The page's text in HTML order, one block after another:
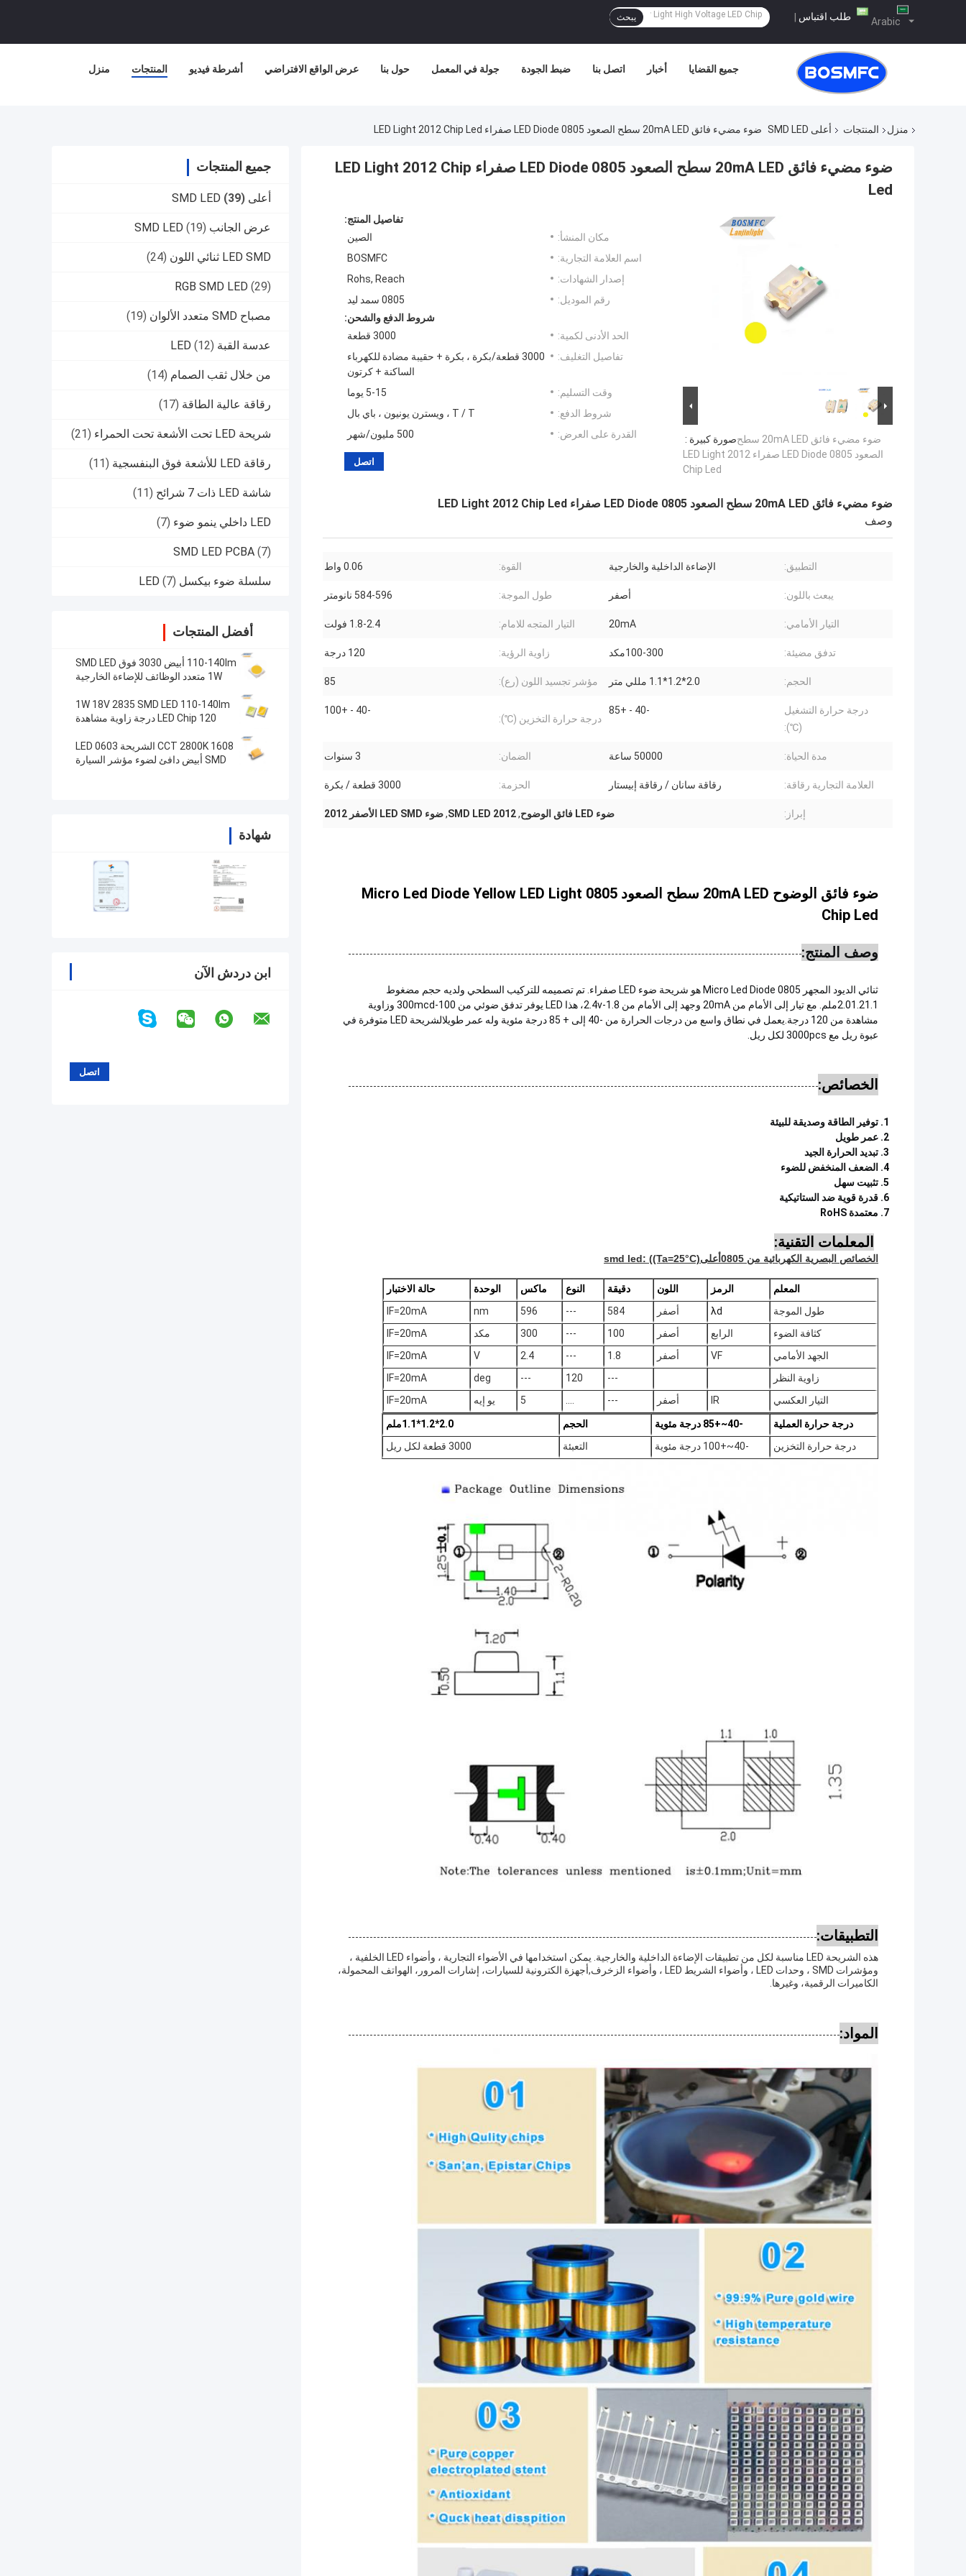
Arabic طلب اقتباس | يبحث
منزل المنتجات أشرطة فيديو عرض الواقع الافتراضي حول بنا جولة في المعمل ضبط الجودة اتصل بنا أخبار جميع القضايا
منزل المنتجات أعلى SMD LED ضوء مضيء فائق 20mA LED سطح الصعود 0805 LED Diode صفراء LED Light 2012 Chip Led
جميع المنتجات
أعلى SMD LED (39)
عرض الجانب SMD LED (19)
LED SMD ثنائي اللون (24)
RGB SMD LED (29)
مصباح SMD متعدد الألوان (19)
عدسة القبة LED (12)
من خلال ثقب الصمام (14)
رقاقة عالية الطاقة (17)
شريحة LED تحت الأشعة تحت الحمراء (21)
رقاقة LED للأشعة فوق البنفسجية (11)
شاشة LED ذات 7 شرائح (11)
LED داخلي ينمو ضوء (7)
SMD LED PCBA (7)
سلسلة ضوء بيكسل LED (7)
أفضل المنتجات
110-140lm أبيض 3030 فوق SMD LED
1W متعدد الوظائف للإضاءة الخارجية
1W 18V 2835 SMD LED 110-140lm
LED Chip 120 درجة زاوية مشاهدة
CCT 2800K 1608 الشريحة LED 0603
SMD أبيض دافئ لضوء مؤشر السيارة
شهادة
ابن دردش الآن
ضوء مضيء فائق 20mA LED سطح الصعود 0805 LED Diode صفراء LED Light 2012 Chip
Led
صورة كبيرة :ضوء مضيء فائق 20mA LED سطح
الصعود 0805 LED Diode صفراء LED Light 2012
Chip Led
تفاصيل المنتج:
مكان المنشأ:
الصين
اسم العلامة التجارية:
BOSMFC
إصدار الشهادات:
Rohs, Reach
رقم الموديل:
0805 سمد ليد
شروط الدفع والشحن:
الحد الأدنى لكمية:
3000 قطعة
تفاصيل التغليف:
3000 قطعة/بكرة ، بكرة + حقيبة مضادة للكهرباء
الساكنة + كرتون
وقت التسليم:
5-15 يوما
شروط الدفع:
T / T ، ويسترن يونيون ، باي بال
القدرة على العرض:
500 مليون/شهر
اتصل
ضوء مضيء فائق 20mA LED سطح الصعود 0805 LED Diode صفراء LED Light 2012 Chip Led
وصف
التطبيق: الإضاءة الداخلية والخارجية القوة: 0.06 واط
يبعث باللون: أصفر طول الموجة: 584-596 نانومتر
التيار الأمامي: 20mA التيار المتجه للامام: 1.8-2.4 فولت
تدفق مضيئة: 100-300مكد زاوية الرؤية: 120 درجة
الحجم: 2.0*1.2*1.1 مللي متر مؤشر تجسيد اللون (رع): 85
درجة حرارة التشغيل
(℃):
-40 - +85
درجة حرارة التخزين (℃):
-40 - +100
مدة الحياة: 50000 ساعة الضمان: 3 سنوات
العلامة التجارية رقاقة: رقاقة سانان / رقاقة إبيستار الحزمة: 3000 قطعة / بكرة
إبراز: ضوء LED فائق الوضوح ,
2012 SMD LED
,ضوء LED SMD الأصفر 2012
ضوء فائق الوضوح 20mA LED سطح الصعود 0805 Micro Led Diode Yellow LED Light
Chip Led
وصف المنتج:
ثنائي الديود المجهر 0805 Micro Led Diode هو شريحة ضوء LED صفراء. تم تصميمه للتركيب السطحي ولديه حجم مضغوط
2.01.21.1ملم. مع تيار إلى الأمام من 20mA وجهد إلى الأمام من 1.8-2.4v، هذا LED يوفر تدفق ضوئي من 100-300mcd وزاوية
مشاهدة من 120 درجة.يعمل في نطاق واسع من درجات الحرارة من -40 إلى + 85 درجة مئوية وله عمر طويلالشريحة LED متوفرة في
عبوة ريل مع 3000pcs لكل ريل.
الخصائص:
توفير الطاقة وصديقة للبيئة
عمر طويل
تبديد الحرارة الجيد
الضعف المنخفض للضوء
تثبيت سهل
قدرة قوية ضد الستاتيكية
معتمدة RoHS
المعلمات التقنية:
الخصائص البصرية الكهربائية من 0805 أعلىsmd led: ((Ta=25°C)
المعلم الرمز اللون دقيقة النوع ماكس الوحدة
حالة الاختبار
طول الموجة
λd أصفر 584
---
596
nm
IF=20mA
كثافة الضوء
الرابع أصفر 100
---
300 مكد
IF=20mA
الجهد الأمامي
VF أصفر 1.8
---
2.4
V
IF=20mA
زاوية النظر
---
120
---
deg
IF=20mA
التيار العكسي
IR أصفر ---
....
5 يو إيه IF=20mA
درجة حرارة العملية -40~+85 درجة مئوية الحجم
2.0*1.2*1.1ملم
درجة حرارة التخزين
-40~+100 درجة مئوية التعبئة 3000 قطعة لكل ريل
التطبيقات:
هذه الشريحة LED مناسبة لكل من تطبيقات الإضاءة الداخلية والخارجية. يمكن استخدامها في الأضواء التجارية ، وأضواء LED الخلفية ،
ومؤشرات SMD ، وحدات LED ، وأضواء الشريط LED ، وأضواء الزخرف,أجهزة الكترونية للسيارات، إشارات المرور، الهواتف المحمولة،
الكاميرات الرقمية، وغيرها.
المواد: